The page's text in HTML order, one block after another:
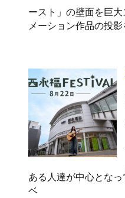
ースト」の壁面を巨
メーション作品の投
ある人達が中心とな
ベ